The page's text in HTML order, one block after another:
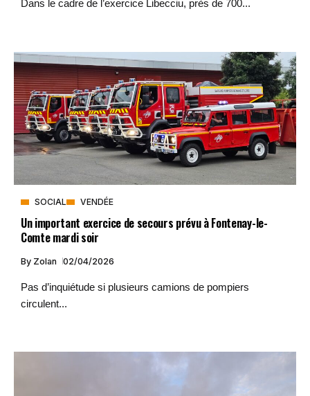
Dans le cadre de l’exercice Libecciu, près de 700...
SOCIAL VENDÉE
Un important exercice de secours prévu à Fontenay-le-
Comte mardi soir
By Zolan 02/04/2026
Pas d’inquiétude si plusieurs camions de pompiers
circulent...